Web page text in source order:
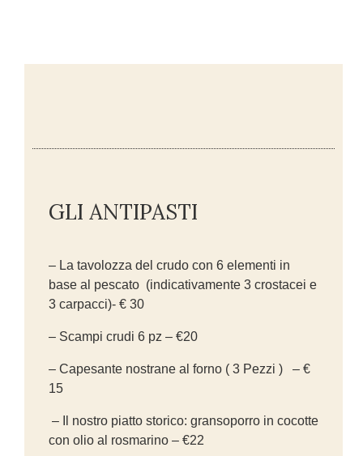
GLI ANTIPASTI
– La tavolozza del crudo con 6 elementi in
base al pescato (indicativamente 3 crostacei e
3 carpacci)- € 30
– Scampi crudi 6 pz – €20
– Capesante nostrane al forno ( 3 Pezzi ) – €
15
– Il nostro piatto storico: gransoporro in cocotte
con olio al rosmarino – €22